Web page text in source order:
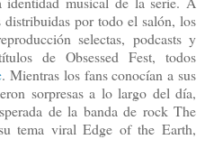
distribuidas por todo el salón, los
selectas, podcasts y
de Obsessed Fest, todos
. Mientras los fans conocían a sus
sorpresas a lo largo del día,
de la banda de rock The
tema viral Edge of the Earth,